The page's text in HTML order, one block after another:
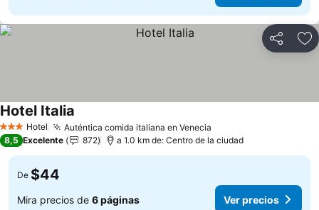
Compartir
3 Estrellas
Hotel Auténtica comida italiana en Venecia
Hotel Italia
8,5 Excelente 872 a 1.0 km de: Centro de la ciudad
De $44
Mira precios de 6 páginas Ver precios